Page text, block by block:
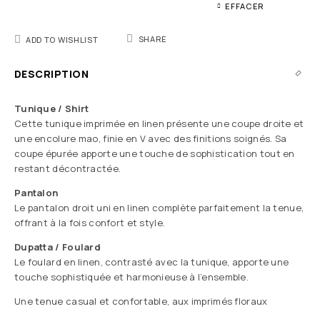
EFFACER
ADD TO WISHLIST SHARE
DESCRIPTION
Tunique / Shirt
Cette tunique imprimée en linen présente une coupe droite et
une encolure mao, finie en V avec des finitions soignés. Sa
coupe épurée apporte une touche de sophistication tout en
restant décontractée.
Pantalon
Le pantalon droit uni en linen complète parfaitement la tenue,
offrant à la fois confort et style.
Dupatta / Foulard
Le foulard en linen, contrasté avec la tunique, apporte une
touche sophistiquée et harmonieuse à l’ensemble.
Une tenue casual et confortable, aux imprimés floraux